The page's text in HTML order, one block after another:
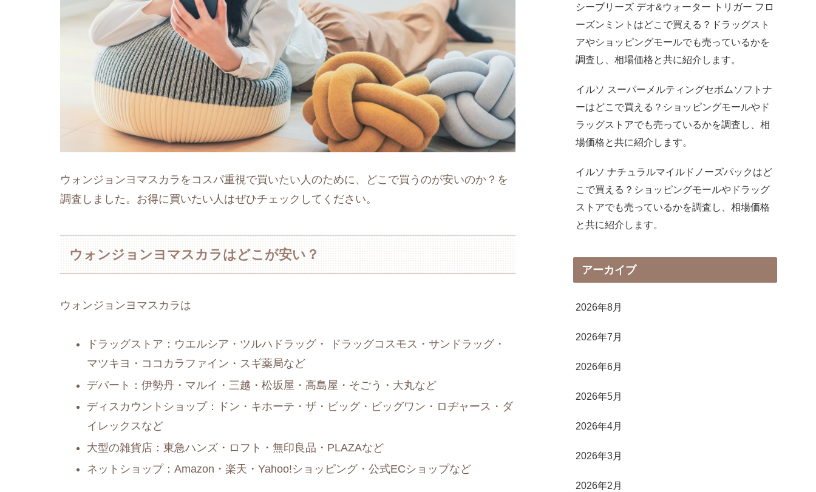
ウォンジョンヨマスカラをコスパ重視で買いたい人のために、どこで買うのが安いのか？を
調査しました。お得に買いたい人はぜひチェックしてください。
ウォンジョンヨマスカラはどこが安い？
ウォンジョンヨマスカラは
ドラッグストア：ウエルシア・ツルハドラッグ・ ドラッグコスモス・サンドラッグ・
マツキヨ・ココカラファイン・スギ薬局など
デパート：伊勢丹・マルイ・三越・松坂屋・高島屋・そごう・大丸など
ディスカウントショップ：ドン・キホーテ・ザ・ビッグ・ビッグワン・ロヂャース・ダ
イレックスなど
大型の雑貨店：東急ハンズ・ロフト・無印良品・PLAZAなど
ネットショップ：Amazon・楽天・Yahoo!ショッピング・公式ECショップなど
シーブリーズ デオ&ウォーター トリガー フロ
ーズンミントはどこで買える？ドラッグスト
アやショッピングモールでも売っているかを
調査し、相場価格と共に紹介します。
イルソ スーパーメルティングセボムソフトナ
ーはどこで買える？ショッピングモールやド
ラッグストアでも売っているかを調査し、相
場価格と共に紹介します。
イルソ ナチュラルマイルドノーズパックはど
こで買える？ショッピングモールやドラッグ
ストアでも売っているかを調査し、相場価格
と共に紹介します。
アーカイブ
2026年8月
2026年7月
2026年6月
2026年5月
2026年4月
2026年3月
2026年2月